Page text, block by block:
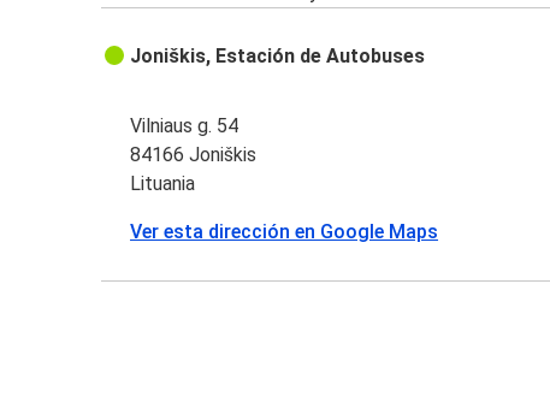
Joniškis, Estación de Autobuses
Vilniaus g. 54
84166 Joniškis
Lituania
Ver esta dirección en Google Maps